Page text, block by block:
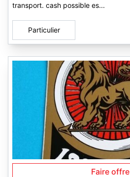
transport. cash possible es...
Particulier
Faire offre